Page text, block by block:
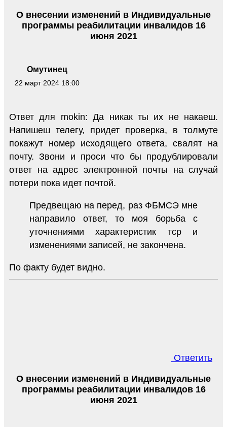
Омутинец
22 март 2024 18:00
О внесении изменений в Индивидуальные
программы реабилитации инвалидов 16
июня 2021
Ответ для mokin: Да никак ты их не накаеш.
Напишеш телегу, придет проверка, в толмуте
покажут номер исходящего ответа, свалят на
почту. Звони и проси что бы продублировали
ответ на адрес электронной почты на случай
потери пока идет почтой.
Предвещаю на перед, раз ФБМСЭ мне
направило ответ, то моя борьба с
уточнениями характеристик тср и
изменениями записей, не закончена.
По факту будет видно.
Ответить
О внесении изменений в Индивидуальные
программы реабилитации инвалидов 16
июня 2021